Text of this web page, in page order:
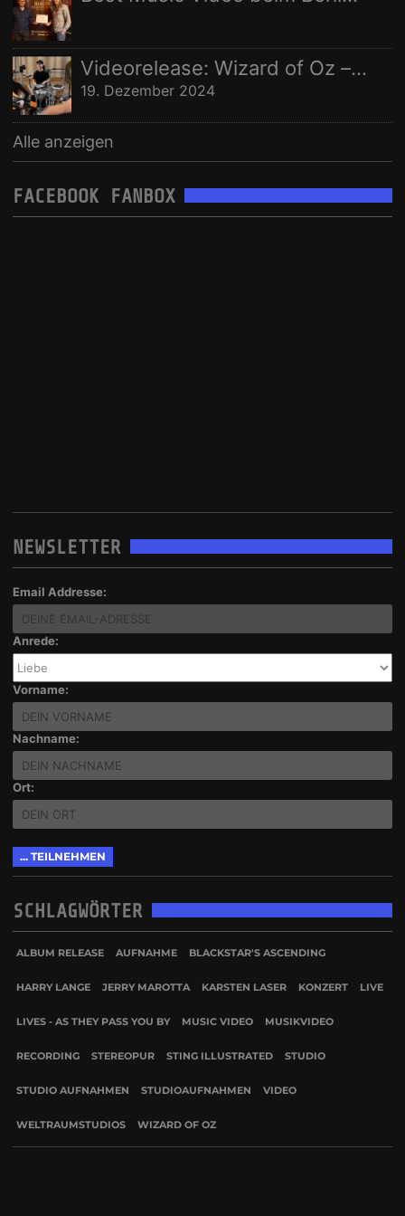
Videorelease: Wizard of Oz – feat. Rhani Krija, Michalina Malisz & Ross Ainslie
19. Dezember 2024
Alle anzeigen
FACEBOOK FANBOX
NEWSLETTER
Email Addresse:
Anrede:
Vorname:
Nachname:
Ort:
SCHLAGWÖRTER
ALBUM RELEASE AUFNAHME BLACKSTAR'S ASCENDING
HARRY LANGE JERRY MAROTTA KARSTEN LASER KONZERT LIVE
LIVES - AS THEY PASS YOU BY MUSIC VIDEO MUSIKVIDEO
RECORDING STEREOPUR STING ILLUSTRATED STUDIO
STUDIO AUFNAHMEN STUDIOAUFNAHMEN VIDEO
WELTRAUMSTUDIOS WIZARD OF OZ